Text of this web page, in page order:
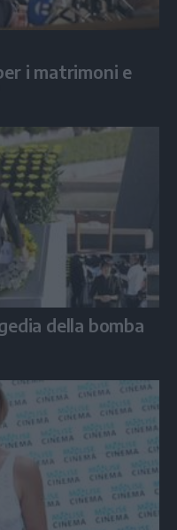
i matrimoni e
della bomba